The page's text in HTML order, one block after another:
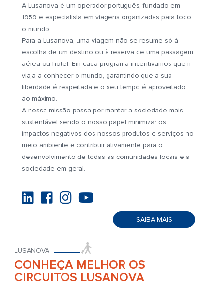
A Lusanova é um operador português, fundado em
1959 e especialista em viagens organizadas para todo
o mundo.
Para a Lusanova, uma viagem não se resume só à
escolha de um destino ou à reserva de uma passagem
aérea ou hotel. Em cada programa incentivamos quem
viaja a conhecer o mundo, garantindo que a sua
liberdade é respeitada e o seu tempo é aproveitado
ao máximo.
A nossa missão passa por manter a sociedade mais
sustentável sendo o nosso papel minimizar os
impactos negativos dos nossos produtos e serviços no
meio ambiente e contribuir ativamente para o
desenvolvimento de todas as comunidades locais e a
sociedade em geral.
SAIBA MAIS
LUSANOVA
CONHEÇA MELHOR OS
CIRCUITOS LUSANOVA